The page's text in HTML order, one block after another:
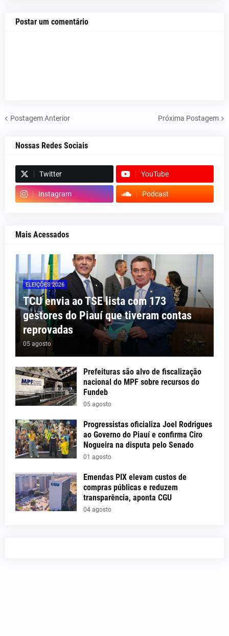
Postar um comentário
Postagem Anterior Próxima Postagem
Nossas Redes Sociais
Twitter YouTube
Instagram Podcast
Mais Acessados
ELEIÇÕES 2026
TCU envia ao TSE lista com 173
gestores do Piauí que tiveram contas
reprovadas
05 agosto
Prefeituras são alvo de fiscalização
nacional do MPF sobre recursos do
Fundeb
05 agosto
Progressistas oficializa Joel Rodrigues
ao Governo do Piauí e confirma Ciro
Nogueira na disputa pelo Senado
01 agosto
Emendas PIX elevam custos de
compras públicas e reduzem
transparência, aponta CGU
04 agosto